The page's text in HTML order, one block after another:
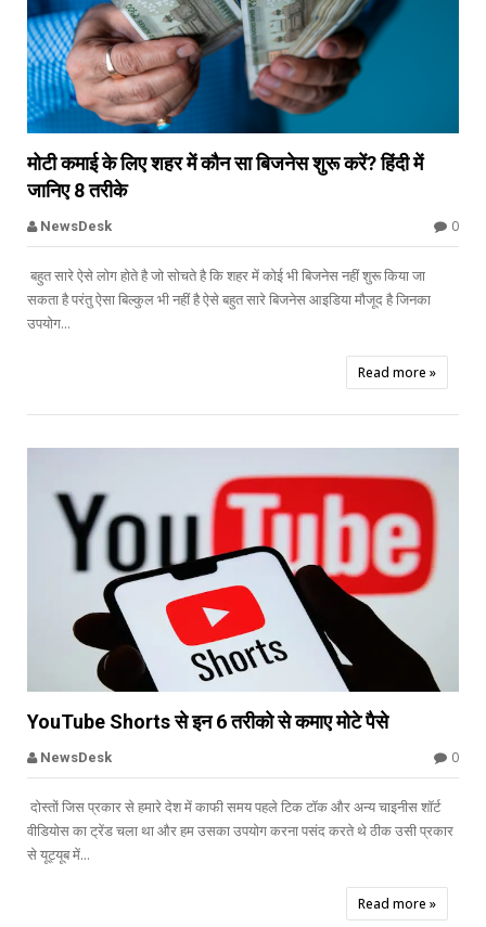

मोटी कमाई के लिए शहर में कौन सा बिजनेस शुरू करें? हिंदी में
जानिए 8 तरीके
NewsDesk 0
बहुत सारे ऐसे लोग होते है जो सोचते है कि शहर में कोई भी बिजनेस नहीं शुरू किया जा
सकता है परंतु ऐसा बिल्कुल भी नहीं है ऐसे बहुत सारे बिजनेस आइडिया मौजूद है जिनका
उपयोग...
Read more »
Offbeat
YouTube Shorts से इन 6 तरीको से कमाए मोटे पैसे
NewsDesk 0
दोस्तों जिस प्रकार से हमारे देश में काफी समय पहले टिक टॉक और अन्य चाइनीस शॉर्ट
वीडियोस का ट्रेंड चला था और हम उसका उपयोग करना पसंद करते थे ठीक उसी प्रकार
से यूट्यूब में...
Read more »
Offbeat